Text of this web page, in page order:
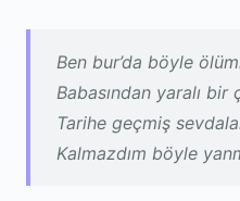
Ben bur’da böyle
Babasından yaralı bir
Tarihe geçmiş
Kalmazdım böyle